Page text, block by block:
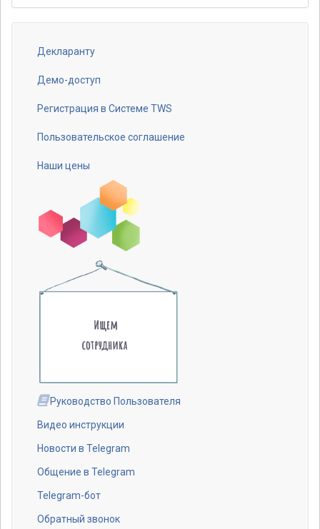
Footer
menu
Декларанту
Демо-доступ
Регистрация в Системе TWS
Пользовательское соглашение
Наши цены
Руководство Пользователя
Видео инструкции
Новости в Telegram
Общение в Telegram
Telegram-бот
Обратный звонок